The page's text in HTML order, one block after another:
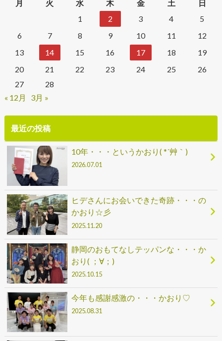
月 火 水 木 金 土
日
1
2 3 4
5
6
7 8 9 10 11
12
13
14 15 16 17 18
19
20
21 22 23 24 25
26
27
28
« 12月
3月 »
最近の投稿
10年・・・というかおり( *´艸｀)
2026.07.01
ヒデさんにお会いできた奇跡・・・の
かおり☆彡
2025.11.20
静岡のおもてなしテッパンな・・・か
おり( ；∀；)
2025.10.15
今年も感謝感激の・・・かおり♡
2025.08.31